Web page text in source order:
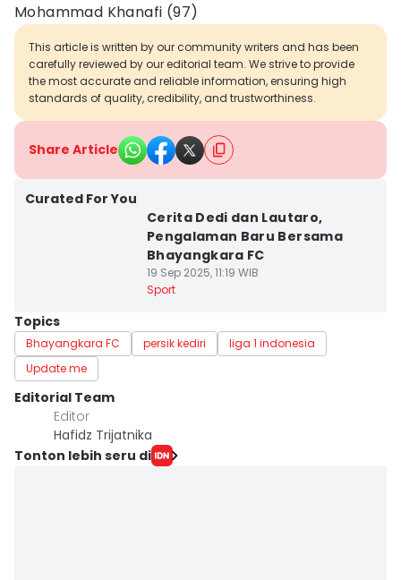
Mohammad Khanafi (97)
This article is written by our community writers and has been
carefully reviewed by our editorial team. We strive to provide
the most accurate and reliable information, ensuring high
standards of quality, credibility, and trustworthiness.
Share Article
Curated For You
Cerita Dedi dan Lautaro,
Pengalaman Baru Bersama
Bhayangkara FC
19 Sep 2025, 11:19 WIB
Sport
Topics
Bhayangkara FC persik kediri
liga 1 indonesia
Update me
Editorial Team
Editor
Hafidz Trijatnika
Tonton lebih seru di